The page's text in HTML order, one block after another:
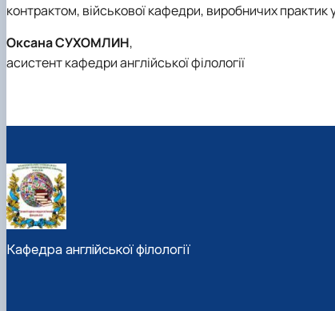
контрактом, військової кафедри, виробничих практик
Оксана СУХОМЛИН,
асистент кафедри англійської філології
Кафедра англійської філології